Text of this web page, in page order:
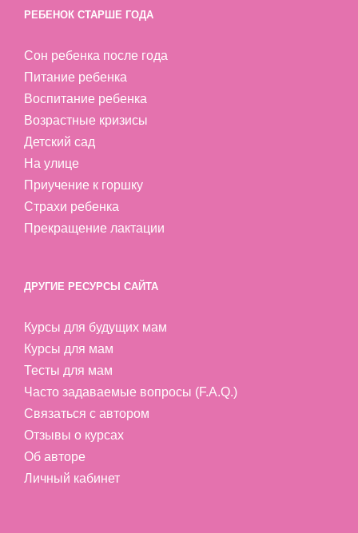
РЕБЕНОК СТАРШЕ ГОДА
Сон ребенка после года
Питание ребенка
Воспитание ребенка
Возрастные кризисы
Детский сад
На улице
Приучение к горшку
Страхи ребенка
Прекращение лактации
ДРУГИЕ РЕСУРСЫ САЙТА
Курсы для будущих мам
Курсы для мам
Тесты для мам
Часто задаваемые вопросы (F.A.Q.)
Связаться с автором
Отзывы о курсах
Об авторе
Личный кабинет